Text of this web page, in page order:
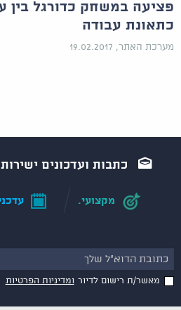
פציעה במשחק כדורגל בין
כתאונת עבודה
מערכת האתר, 19.02.2017
כתבות ועדכונים
מקצועי.
מאשר/ת רישום לדיור ומדיניות הפרטיות